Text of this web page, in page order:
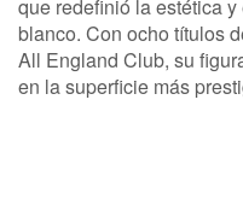
que redefinió la estética
blanco. Con ocho títulos
All England Club, su
en la superficie más